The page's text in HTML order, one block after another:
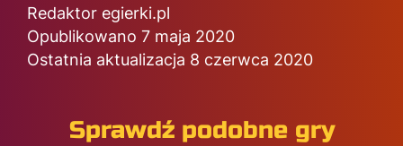
Redaktor egierki.pl
Opublikowano 7 maja 2020
Ostatnia aktualizacja 8 czerwca 2020
Sprawdź podobne gry